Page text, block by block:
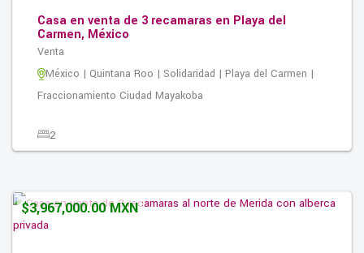
Casa en venta de 3 recamaras en Playa del
Carmen, México
Venta
México | Quintana Roo | Solidaridad | Playa del Carmen |
Fraccionamiento Ciudad Mayakoba
2
3
197.00M2
$3,967,000.00 MXN